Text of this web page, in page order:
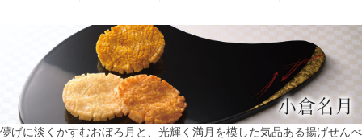
儚げに淡くかすむおぼろ月と、光輝く満月を模した気品ある揚げせんべ